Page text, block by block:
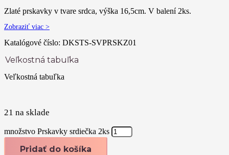
Zlaté prskavky v tvare srdca, výška 16,5cm. V balení 2ks.
Zobraziť viac >
Katalógové číslo: DKSTS-SVPRSKZ01
Veľkostná tabuľka
Veľkostná tabuľka
21 na sklade
množstvo Prskavky srdiečka 2ks
Pridať do košíka